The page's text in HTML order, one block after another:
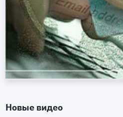
Новые видео